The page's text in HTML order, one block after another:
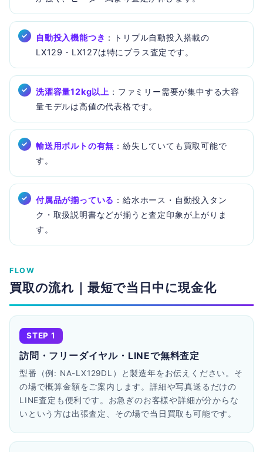
自動投入機能つき ：トリプル自動投入搭載の
LX129・LX127は特にプラス査定です。
洗濯容量12kg以上 ：ファミリー需要が集中する大容
量モデルは高値の代表格です。
輸送用ボルトの有無 ：紛失していても買取可能で
す。
付属品が揃っている ：給水ホース・自動投入タン
ク・取扱説明書などが揃うと査定印象が上がりま
す。
FLOW
買取の流れ｜最短で当日中に現金化
STEP 1
訪問・フリーダイヤル・LINEで無料査定
型番（例: NA-LX129DL）と製造年をお伝えください。そ
の場で概算金額をご案内します。詳細や写真送るだけの
LINE査定も便利です。お急ぎのお客様や詳細が分からな
いという方は出張査定、その場で当日買取も可能です。